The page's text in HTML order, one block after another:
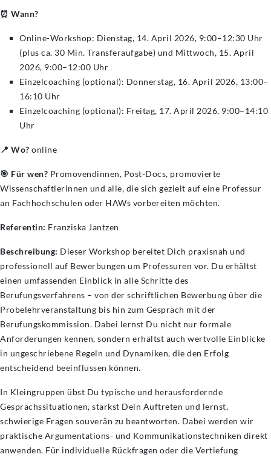
⏰ Wann?
Online-Workshop: Dienstag, 14. April 2026, 9:00–12:30 Uhr
(plus ca. 30 Min. Transferaufgabe) und Mittwoch, 15. April
2026, 9:00–12:00 Uhr
Einzelcoaching (optional): Donnerstag, 16. April 2026, 13:00–
16:10 Uhr
Einzelcoaching (optional): Freitag, 17. April 2026, 9:00–14:10
Uhr
📍 Wo? online
🎯 Für wen? Promovendinnen, Post-Docs, promovierte
Wissenschaftlerinnen und alle, die sich gezielt auf eine Professur
an Fachhochschulen oder HAWs vorbereiten möchten.
Referentin: Franziska Jantzen
Beschreibung: Dieser Workshop bereitet Dich praxisnah und
professionell auf Bewerbungen um Professuren vor. Du erhältst
einen umfassenden Einblick in alle Schritte des
Berufungsverfahrens – von der schriftlichen Bewerbung über die
Probelehrveranstaltung bis hin zum Gespräch mit der
Berufungskommission. Dabei lernst Du nicht nur formale
Anforderungen kennen, sondern erhältst auch wertvolle Einblicke
in ungeschriebene Regeln und Dynamiken, die den Erfolg
entscheidend beeinflussen können.
In Kleingruppen übst Du typische und herausfordernde
Gesprächssituationen, stärkst Dein Auftreten und lernst,
schwierige Fragen souverän zu beantworten. Dabei werden wir
praktische Argumentations- und Kommunikationstechniken direkt
anwenden. Für individuelle Rückfragen oder die Vertiefung